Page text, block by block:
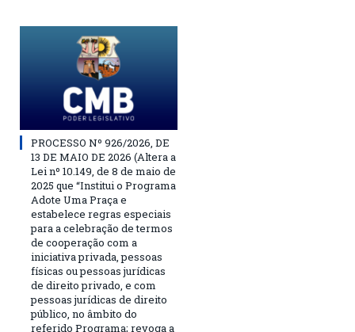
PROCESSO Nº 926/2026, DE
13 DE MAIO DE 2026 (Altera a
Lei nº 10.149, de 8 de maio de
2025 que “Institui o Programa
Adote Uma Praça e
estabelece regras especiais
para a celebração de termos
de cooperação com a
iniciativa privada, pessoas
físicas ou pessoas jurídicas
de direito privado, e com
pessoas jurídicas de direito
público, no âmbito do
referido Programa; revoga a